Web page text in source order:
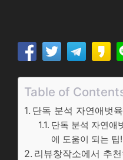
Table of
단독 분석 자연애벗
단독 분석 자연애
에 도움이 되는 팁
리뷰창작소에서 추